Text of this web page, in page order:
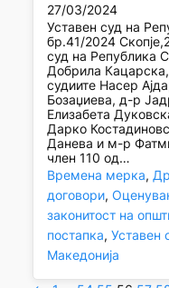
27/03/2024
Уставен суд на
бр.41/2024
суд на Република
Добрила
судиите Насер
Бозаџиева, д-р
Елизабета
Дарко
Данева и м-р
член 110 од…
Времена мерка,
договори,
законитост на
постапка, Уставен
Македонија